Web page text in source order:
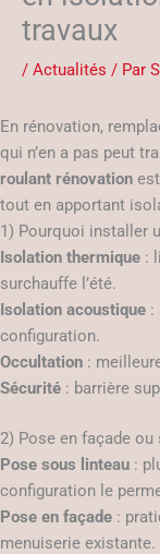
travaux
/ Actualités / Par
En rénovation,
qui n’en a pas peut
roulant rénovation
tout en apportant
1) Pourquoi installer
Isolation thermique :
surchauffe l’été.
Isolation acoustique :
configuration.
Occultation :
Sécurité : barrière
2) Pose en façade
Pose sous linteau :
configuration le
Pose en façade :
menuiserie existante.